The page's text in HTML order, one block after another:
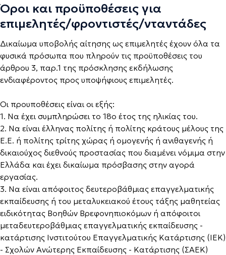
Όροι και προϋποθέσεις για
επιμελητές/φροντιστές/νταντάδες
Δικαίωμα υποβολής αίτησης ως επιμελητές έχουν όλα τα
φυσικά πρόσωπα που πληρούν τις προϋποθέσεις του
άρθρου 3, παρ.1 της πρόσκλησης εκδήλωσης
ενδιαφέροντος προς υποψήφιους επιμελητές.
Οι προυποθέσεις είναι οι εξής:
1. Να έχει συμπληρώσει το 18ο έτος της ηλικίας του.
2. Να είναι έλληνας πολίτης ή πολίτης κράτους μέλους της
Ε.Ε. ή πολίτης τρίτης χώρας ή ομογενής ή ανιθαγενής ή
δικαιούχος διεθνούς προστασίας που διαμένει νόμιμα στην
Ελλάδα και έχει δικαίωμα πρόσβασης στην αγορά
εργασίας.
3. Να είναι απόφοιτος δευτεροβάθμιας επαγγελματικής
εκπαίδευσης ή του μεταλυκειακού έτους τάξης μαθητείας
ειδικότητας Βοηθών Βρεφονηπιοκόμων ή απόφοιτοι
μεταδευτεροβάθμιας επαγγελματικής εκπαίδευσης -
κατάρτισης Ινστιτούτου Επαγγελματικής Κατάρτισης (ΙΕΚ)
- Σχολών Ανώτερης Εκπαίδευσης - Κατάρτισης (ΣΑΕΚ)